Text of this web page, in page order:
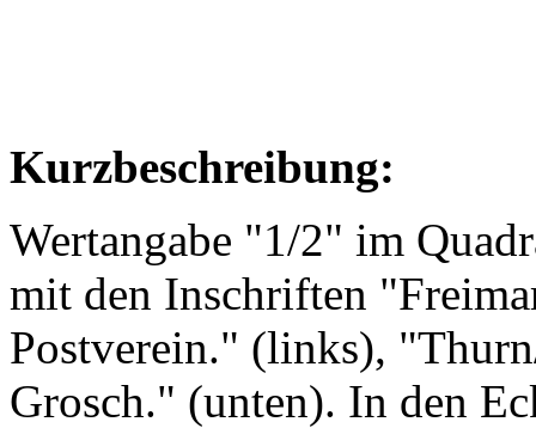
Kurzbeschreibung:
Wertangabe "1/2" im
mit den Inschriften
Postverein." (links),
Grosch." (unten). In den